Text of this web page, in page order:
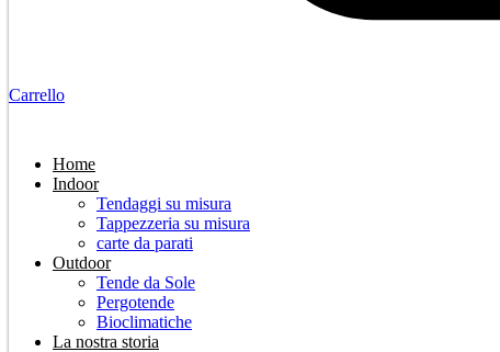
Carrello
Home
Indoor
Tendaggi su misura
Tappezzeria su misura
carte da parati
Outdoor
Tende da Sole
Pergotende
Bioclimatiche
La nostra storia